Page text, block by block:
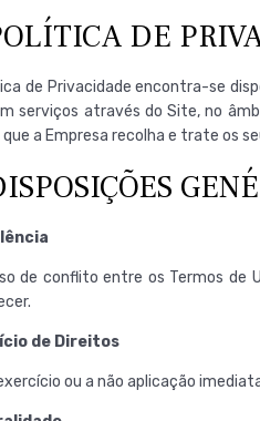
DE
de Privacidade encontra-se
serviços através do Site, no
a Empresa recolha e trate os
de conflito entre os Termos de
de Direitos
ou a não aplicação